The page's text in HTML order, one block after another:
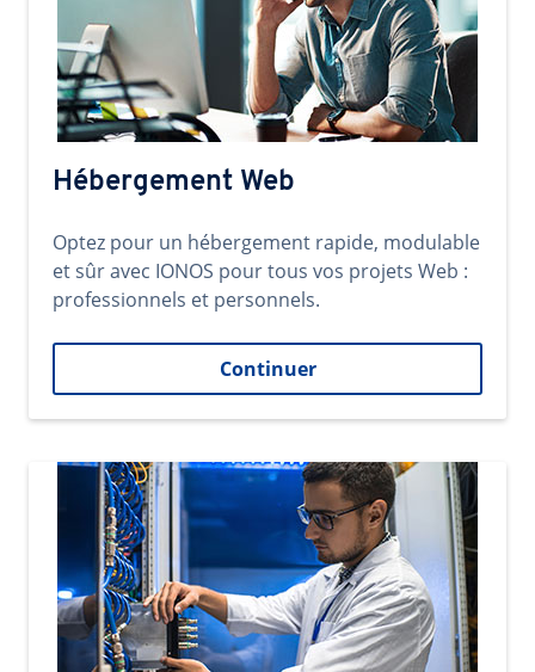
Hébergement Web
Optez pour un hébergement rapide, modulable
et sûr avec IONOS pour tous vos projets Web :
professionnels et personnels.
Continuer